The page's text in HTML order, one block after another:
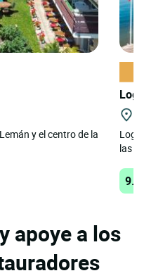
y el centro de la
las
apoye a los